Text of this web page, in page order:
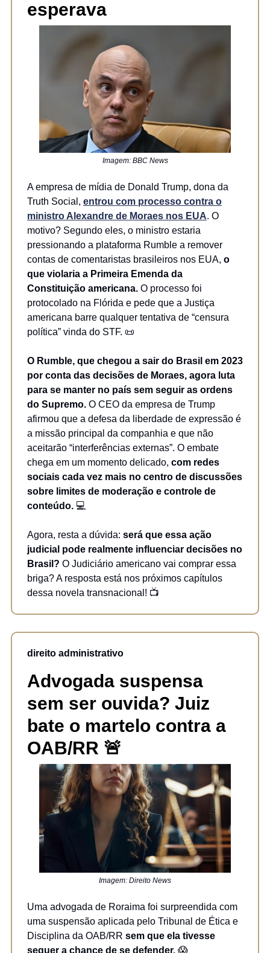
esperava
Imagem: BBC News
A empresa de mídia de Donald Trump, dona da
Truth Social, entrou com processo contra o
ministro Alexandre de Moraes nos EUA. O
motivo? Segundo eles, o ministro estaria
pressionando a plataforma Rumble a remover
contas de comentaristas brasileiros nos EUA, o
que violaria a Primeira Emenda da
Constituição americana. O processo foi
protocolado na Flórida e pede que a Justiça
americana barre qualquer tentativa de “censura
política” vinda do STF. 📜
O Rumble, que chegou a sair do Brasil em 2023
por conta das decisões de Moraes, agora luta
para se manter no país sem seguir as ordens
do Supremo. O CEO da empresa de Trump
afirmou que a defesa da liberdade de expressão é
a missão principal da companhia e que não
aceitarão “interferências externas”. O embate
chega em um momento delicado, com redes
sociais cada vez mais no centro de discussões
sobre limites de moderação e controle de
conteúdo. 💻
Agora, resta a dúvida: será que essa ação
judicial pode realmente influenciar decisões no
Brasil? O Judiciário americano vai comprar essa
briga? A resposta está nos próximos capítulos
dessa novela transnacional! 📺
direito administrativo
Advogada suspensa
sem ser ouvida? Juiz
bate o martelo contra a
OAB/RR 🚨
Imagem: Direito News
Uma advogada de Roraima foi surpreendida com
uma suspensão aplicada pelo Tribunal de Ética e
Disciplina da OAB/RR sem que ela tivesse
sequer a chance de se defender. 😱